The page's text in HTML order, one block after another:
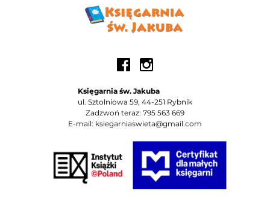
Księgarnia św. Jakuba
ul. Sztolniowa 59, 44-251 Rybnik
Zadzwoń teraz: 795 563 669
E-mail: ksiegarniaswieta@gmail.com